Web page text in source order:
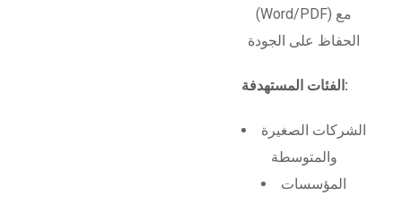
(Word/PDF) مع
الحفاظ على الجودة
الفئات المستهدفة:
الشركات الصغيرة
والمتوسطة
المؤسسات